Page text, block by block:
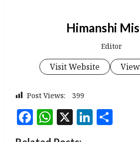
Himanshi
Editor
Visit Website
Post Views: 399
Facebook
WhatsApp
X